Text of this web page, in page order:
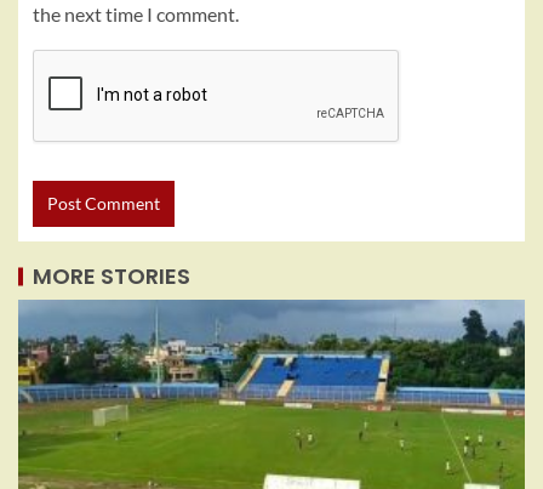
the next time I comment.
MORE STORIES